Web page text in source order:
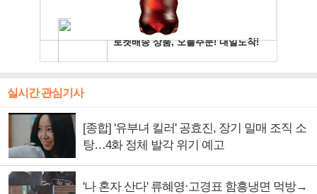
실시간 관심기사
[종합] '유부녀 킬러' 공효진, 장기 밀매 조직 소
탕…4화 정체 발각 위기 예고
'나 혼자 산다' 류혜영·고경표 함흥냉면 먹방→